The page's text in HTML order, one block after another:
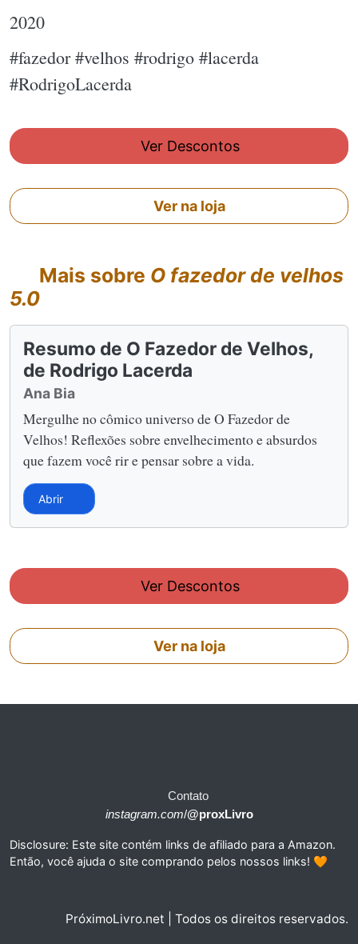
2020
#fazedor #velhos #rodrigo #lacerda
#RodrigoLacerda
Ver Descontos
Ver na loja
Mais sobre O fazedor de velhos
5.0
Resumo de O Fazedor de Velhos,
de Rodrigo Lacerda
Ana Bia
Mergulhe no cômico universo de O Fazedor de
Velhos! Reflexões sobre envelhecimento e absurdos
que fazem você rir e pensar sobre a vida.
Abrir
Ver Descontos
Ver na loja
Contato
instagram.com/@proxLivro
Disclosure: Este site contém links de afiliado para a Amazon.
Então, você ajuda o site comprando pelos nossos links! 🧡
PróximoLivro.net | Todos os direitos reservados.